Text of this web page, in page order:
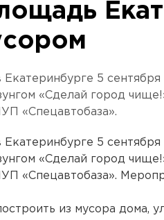
5
«Сделай город
«Спецавтобаза».
5
«Сделай город
«Спецавтобаза».
из мусора дома,